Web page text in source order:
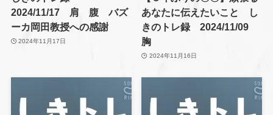
2024/11/17 肩 腹 バズ
ーカ岡田教授への感謝
2024年11月17日
あなたに伝えたいこと し
きのトレ録 2024/11/09
胸
2024年11月16日